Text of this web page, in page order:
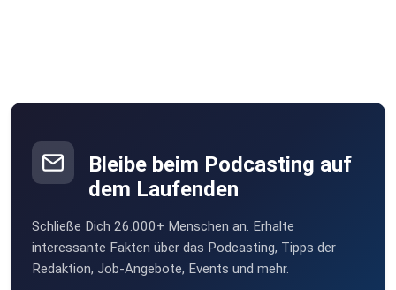
Bleibe beim Podcasting auf
dem Laufenden
Schließe Dich 26.000+ Menschen an. Erhalte
interessante Fakten über das Podcasting, Tipps der
Redaktion, Job-Angebote, Events und mehr.